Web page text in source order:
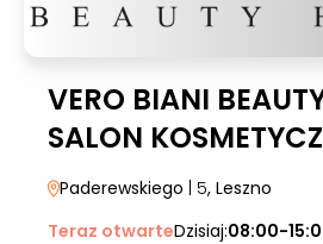
VERO BIANI
SALON
Paderewskiego | 5, Leszno
Teraz otwarteDzisiaj:08:00-